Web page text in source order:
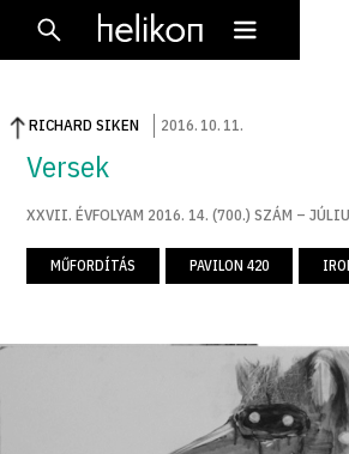
RICHARD SIKEN 2016. 10. 11.
Versek
XXVII. ÉVFOLYAM 2016. 14. (700.) SZÁM –
MŰFORDÍTÁS PAVILON 420